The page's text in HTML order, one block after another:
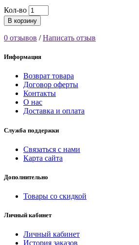
Кол-во
В корзину
0 отзывов /Написать отзыв
Информация
Возврат товара
Договор оферты
Контакты
О нас
Доставка и оплата
Служба поддержки
Связаться с нами
Карта сайта
Дополнительно
Товары со скидкой
Личный кабинет
Личный кабинет
История заказов